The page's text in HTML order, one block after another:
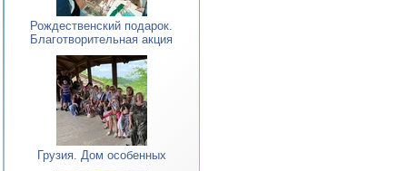
Рождественский подарок.
Благотворительная акция
Грузия. Дом особенных